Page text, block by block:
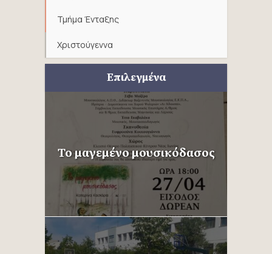
Τμήμα Ένταξης
Χριστούγεννα
Επιλεγμένα
Το μαγεμένο μουσικόδασος